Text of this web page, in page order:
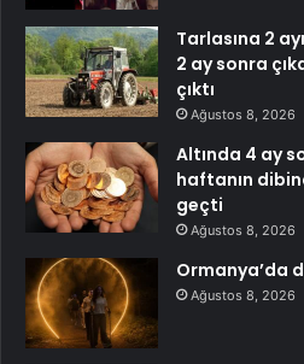
Tarlasına 2
2 ay sonra
çıktı
Ağustos 8, 2026
Altında 4 ay
haftanın
geçti
Ağustos 8, 2026
Ormanya’da
Ağustos 8, 2026